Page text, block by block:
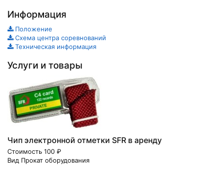
Информация
Положение
Схема центра соревнований
Техническая информация
Услуги и товары
Чип электронной отметки SFR в аренду
Стоимость 100 ₽
Вид Прокат оборудования